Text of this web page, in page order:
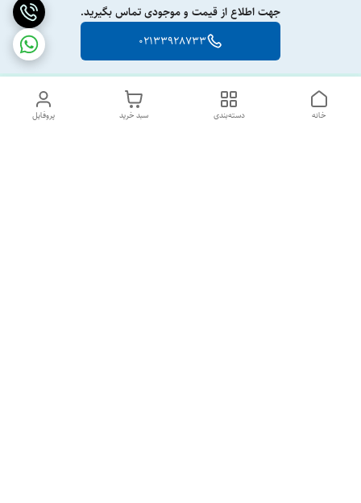
جهت اطلاع از قیمت و موجودی تماس بگیرید.
02133928733
پروفایل سبد خرید دسته‌بندی خانه